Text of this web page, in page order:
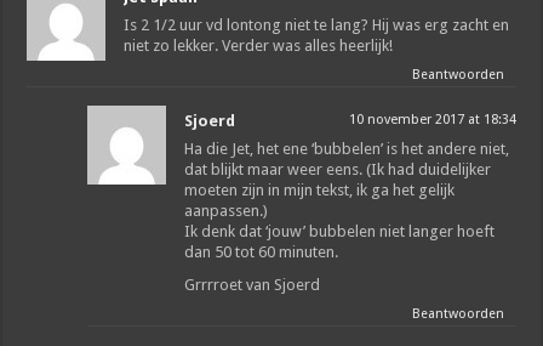
Is 2 1/2 uur vd lontong niet te lang? Hij was erg zacht en
niet zo lekker. Verder was alles heerlijk!
Beantwoorden
Sjoerd 10 november 2017 at 18:34
Ha die Jet, het ene ‘bubbelen’ is het andere niet,
dat blijkt maar weer eens. (Ik had duidelijker
moeten zijn in mijn tekst, ik ga het gelijk
aanpassen.)
Ik denk dat ‘jouw’ bubbelen niet langer hoeft
dan 50 tot 60 minuten.
Grrrroet van Sjoerd
Beantwoorden